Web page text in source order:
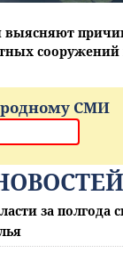
выясняют
СМИ
за полгода